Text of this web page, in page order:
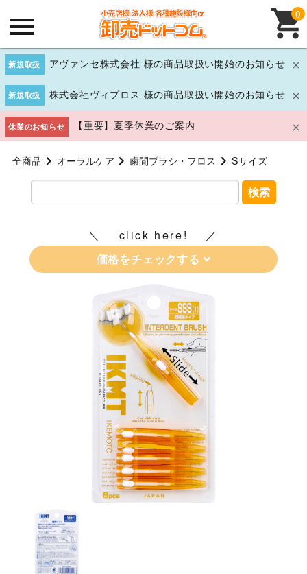
新規取扱 アヴァンセ株式会社 様の商品取扱い開始のお知らせ
新規取扱 株式会社ヴィプロス 様の商品取扱い開始のお知らせ
休業のお知らせ 【重要】夏季休業のご案内
0
全商品 オーラルケア 歯間ブラシ・フロス Sサイズ
検索
click here!
価格をチェックする